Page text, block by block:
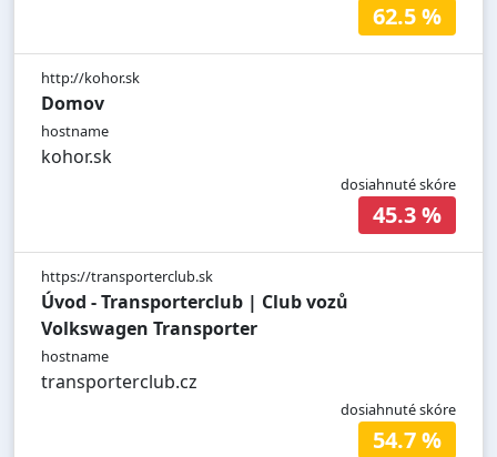
62.5 %
http://kohor.sk
Domov
hostname
kohor.sk
dosiahnuté skóre
45.3 %
https://transporterclub.sk
Úvod - Transporterclub | Club vozů
Volkswagen Transporter
hostname
transporterclub.cz
dosiahnuté skóre
54.7 %